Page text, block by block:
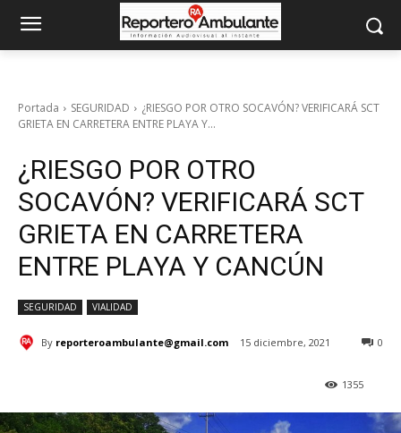
Portada SEGURIDAD
¿RIESGO POR OTRO SOCAVÓN? VERIFICARÁ SCT
GRIETA EN CARRETERA ENTRE PLAYA Y...
¿RIESGO POR OTRO
SOCAVÓN? VERIFICARÁ SCT
GRIETA EN CARRETERA
ENTRE PLAYA Y CANCÚN
SEGURIDAD VIALIDAD
By reporteroambulante@gmail.com 15 diciembre, 2021 0
1355